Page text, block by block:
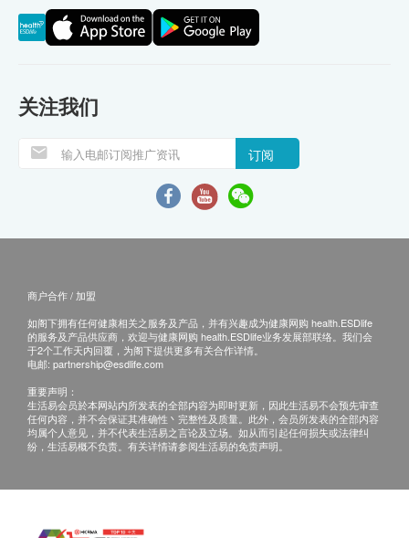
关注我们
订阅
商户合作 / 加盟
如阁下拥有任何健康相关之服务及产品，并有兴趣成为健康网购 health.ESDlife
的服务及产品供应商，欢迎与健康网购 health.ESDlife业务发展部联络。我们会
于2个工作天内回覆，为阁下提供更多有关合作详情。
电邮: partnership@esdlife.com
重要声明：
生活易会员於本网站内所发表的全部内容为即时更新，因此生活易不会预先审查
任何内容，并不会保证其准确性丶完整性及质量。此外，会员所发表的全部内容
均属个人意见，并不代表生活易之言论及立场。如从而引起任何损失或法律纠
纷，生活易概不负责。有关详情请参阅生活易的免责声明。